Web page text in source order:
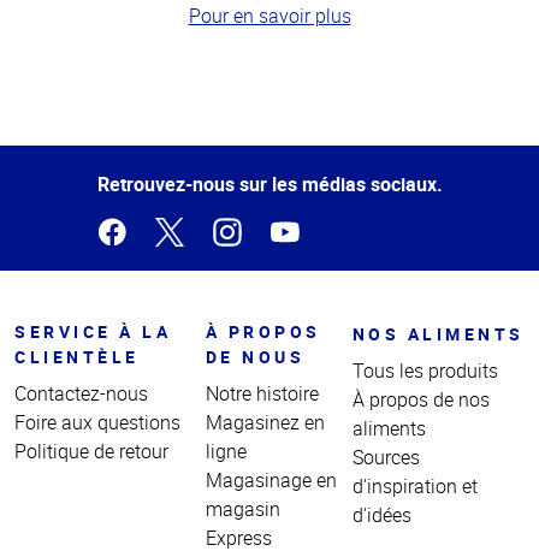
Pour en savoir plus
de la
Retrouvez-nous sur les médias sociaux.
SERVICE À LA
CLIENTÈLE
Contactez-nous
Foire aux questions
Politique de retour
À PROPOS
DE NOUS
Notre histoire
Magasinez en
ligne
Magasinage en
magasin
Express
NOS ALIMENTS
Tous les produits
À propos de nos
aliments
Sources
d'inspiration et
d'idées